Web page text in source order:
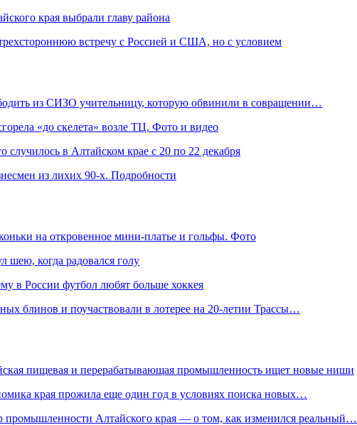
края выбрали главу района
трехстороннюю встречу с Россией и США, но с условием
из СИЗО учительницу, которую обвинили в совращении…
«до скелета» возле ТЦ. Фото и видео
случилось в Алтайском крае с 20 по 22 декабря
из лихих 90-х. Подробности
на откровенное мини-платье и гольфы. Фото
шею, когда радовался голу
в России футбол любят больше хоккея
блинов и поучаствовали в лотерее на 20-летии Трассы…
пищевая и перерабатывающая промышленность ищет новые ниши
края прожила еще один год в условиях поиска новых…
Алтайского края — о том, как изменился реальный…